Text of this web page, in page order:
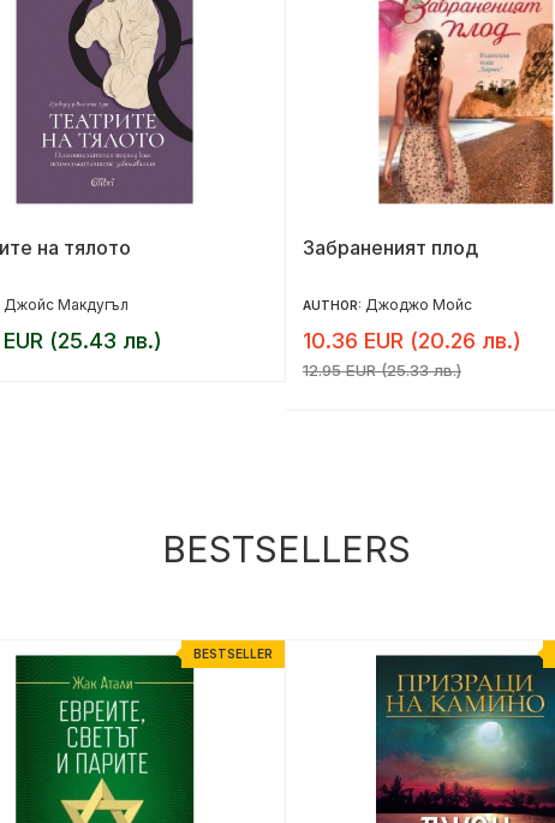
на тялото
Джойс Макдугъл
(25.43 лв.)
Забраненият плод
AUTHOR: Джоджо Мойс
10.36 EUR (20.26 лв.)
12.95 EUR (25.33 лв.)
BESTSELLERS
BESTSELLER